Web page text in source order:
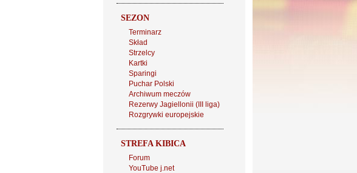
SEZON
Terminarz
Skład
Strzelcy
Kartki
Sparingi
Puchar Polski
Archiwum meczów
Rezerwy Jagiellonii (III liga)
Rozgrywki europejskie
STREFA KIBICA
Forum
YouTube j.net